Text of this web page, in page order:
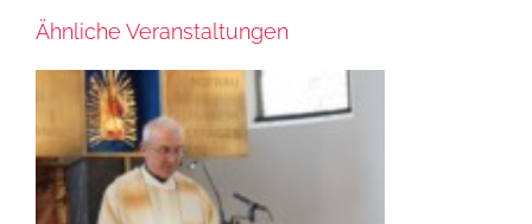
Ähnliche Veranstaltungen